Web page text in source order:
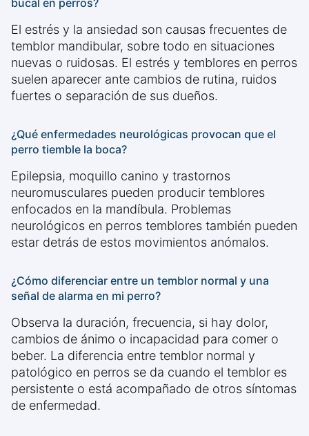
bucal en perros?
El estrés y la ansiedad son causas frecuentes de
temblor mandibular, sobre todo en situaciones
nuevas o ruidosas. El estrés y temblores en perros
suelen aparecer ante cambios de rutina, ruidos
fuertes o separación de sus dueños.
¿Qué enfermedades neurológicas provocan que el
perro tiemble la boca?
Epilepsia, moquillo canino y trastornos
neuromusculares pueden producir temblores
enfocados en la mandíbula. Problemas
neurológicos en perros temblores también pueden
estar detrás de estos movimientos anómalos.
¿Cómo diferenciar entre un temblor normal y una
señal de alarma en mi perro?
Observa la duración, frecuencia, si hay dolor,
cambios de ánimo o incapacidad para comer o
beber. La diferencia entre temblor normal y
patológico en perros se da cuando el temblor es
persistente o está acompañado de otros síntomas
de enfermedad.